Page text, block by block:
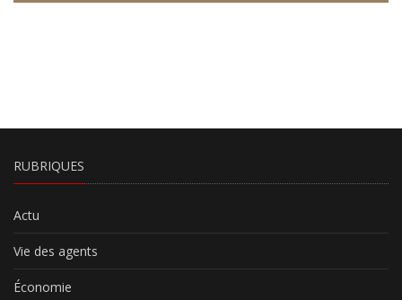
RUBRIQUES
Actu
Vie des agents
Économie